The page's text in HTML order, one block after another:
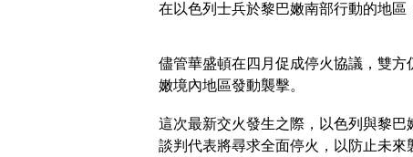
在以色列士兵於黎巴嫩南部行動的地區
儘管華盛頓在四月促成停火協議，雙
嫩境內地區發動襲擊。
這次最新交火發生之際，以色列與黎
談判代表將尋求全面停火，以防止未來